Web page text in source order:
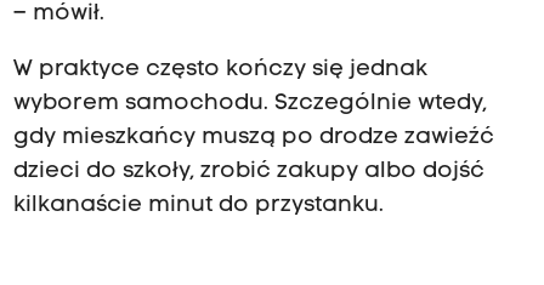
– mówił.
W praktyce często kończy się jednak
wyborem samochodu. Szczególnie wtedy,
gdy mieszkańcy muszą po drodze zawieźć
dzieci do szkoły, zrobić zakupy albo dojść
kilkanaście minut do przystanku.